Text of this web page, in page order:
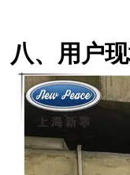
八、用户